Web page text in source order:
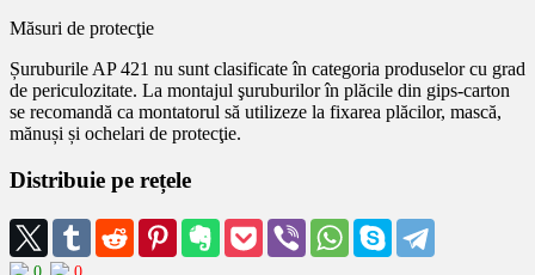
Măsuri de protecţie
Șuruburile AP 421 nu sunt clasificate în categoria produselor cu grad
de periculozitate. La montajul şuruburilor în plăcile din gips-carton
se recomandă ca montatorul să utilizeze la fixarea plăcilor, mască,
mănuși și ochelari de protecţie.
Distribuie pe rețele